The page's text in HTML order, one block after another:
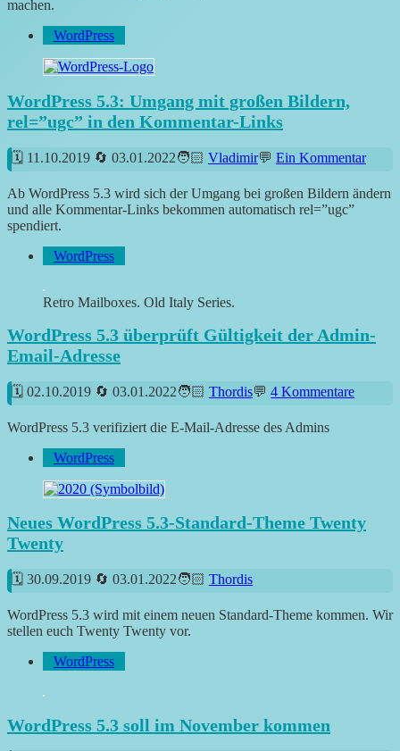
machen.
WordPress
WordPress 5.3: Umgang mit großen Bildern,
rel=”ugc” in den Kommentar-Links
11.10.2019 03.01.2022 Vladimir Ein Kommentar
Ab WordPress 5.3 wird sich der Umgang bei großen Bildern ändern
und alle Kommentar-Links bekommen automatisch rel=”ugc”
spendiert.
WordPress
Retro Mailboxes. Old Italy Series.
WordPress 5.3 überprüft Gültigkeit der Admin-
Email-Adresse
02.10.2019 03.01.2022 Thordis 4 Kommentare
WordPress 5.3 verifiziert die E-Mail-Adresse des Admins
WordPress
Neues WordPress 5.3-Standard-Theme Twenty
Twenty
30.09.2019 03.01.2022 Thordis
WordPress 5.3 wird mit einem neuen Standard-Theme kommen. Wir
stellen euch Twenty Twenty vor.
WordPress
WordPress 5.3 soll im November kommen